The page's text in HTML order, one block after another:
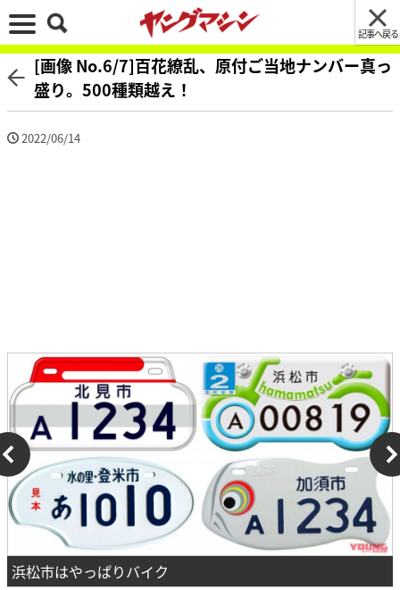
記事へ戻る
[画像 No.6/7]百花繚乱、原付ご当地ナンバー真っ
盛り。500種類越え！
2022/06/14
浜松市はやっぱりバイク